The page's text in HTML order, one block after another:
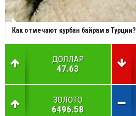
Как отмечают курбан байрам в Турции?
ДОЛЛАР
47.63
ЗОЛОТО
6496.58